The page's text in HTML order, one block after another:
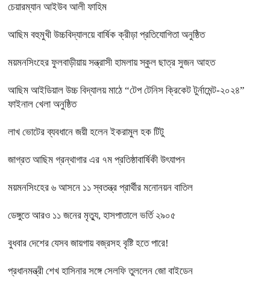
চেয়ারম্যান আইউব আলী ফাহিম
আছিম বহুমুখী উচ্চবিদ্যালয়ে বার্ষিক ক্রীড়া প্রতিযোগিতা অনুষ্ঠিত
ময়মনসিংহের ফুলবাড়ীয়ায় সন্ত্রাসী হামলায় স্কুল ছাত্র সুজন আহত
আছিম আইডিয়াল উচ্চ বিদ্যালয় মাঠে “টেপ টেনিস ক্রিকেট টুর্নামেন্ট-২০২৪”
ফাইনাল খেলা অনুষ্ঠিত
লাখ ভোটের ব্যবধানে জয়ী হলেন ইকরামুল হক টিটু
জাগ্রত আছিম গ্রন্থাগার এর ৭ম প্রতিষ্ঠাবার্ষিকী উৎযাপন
ময়মনসিংহের ৬ আসনে ১১ স্বতন্ত্র প্রার্থীর মনোনয়ন বাতিল
ডেঙ্গুতে আরও ১১ জনের মৃত্যু, হাসপাতালে ভর্তি ২৯০৫
বুধবার দেশের যেসব জায়গায় বজ্রসহ বৃষ্টি হতে পারে!
প্রধানমন্ত্রী শেখ হাসিনার সঙ্গে সেলফি তুললেন জো বাইডেন